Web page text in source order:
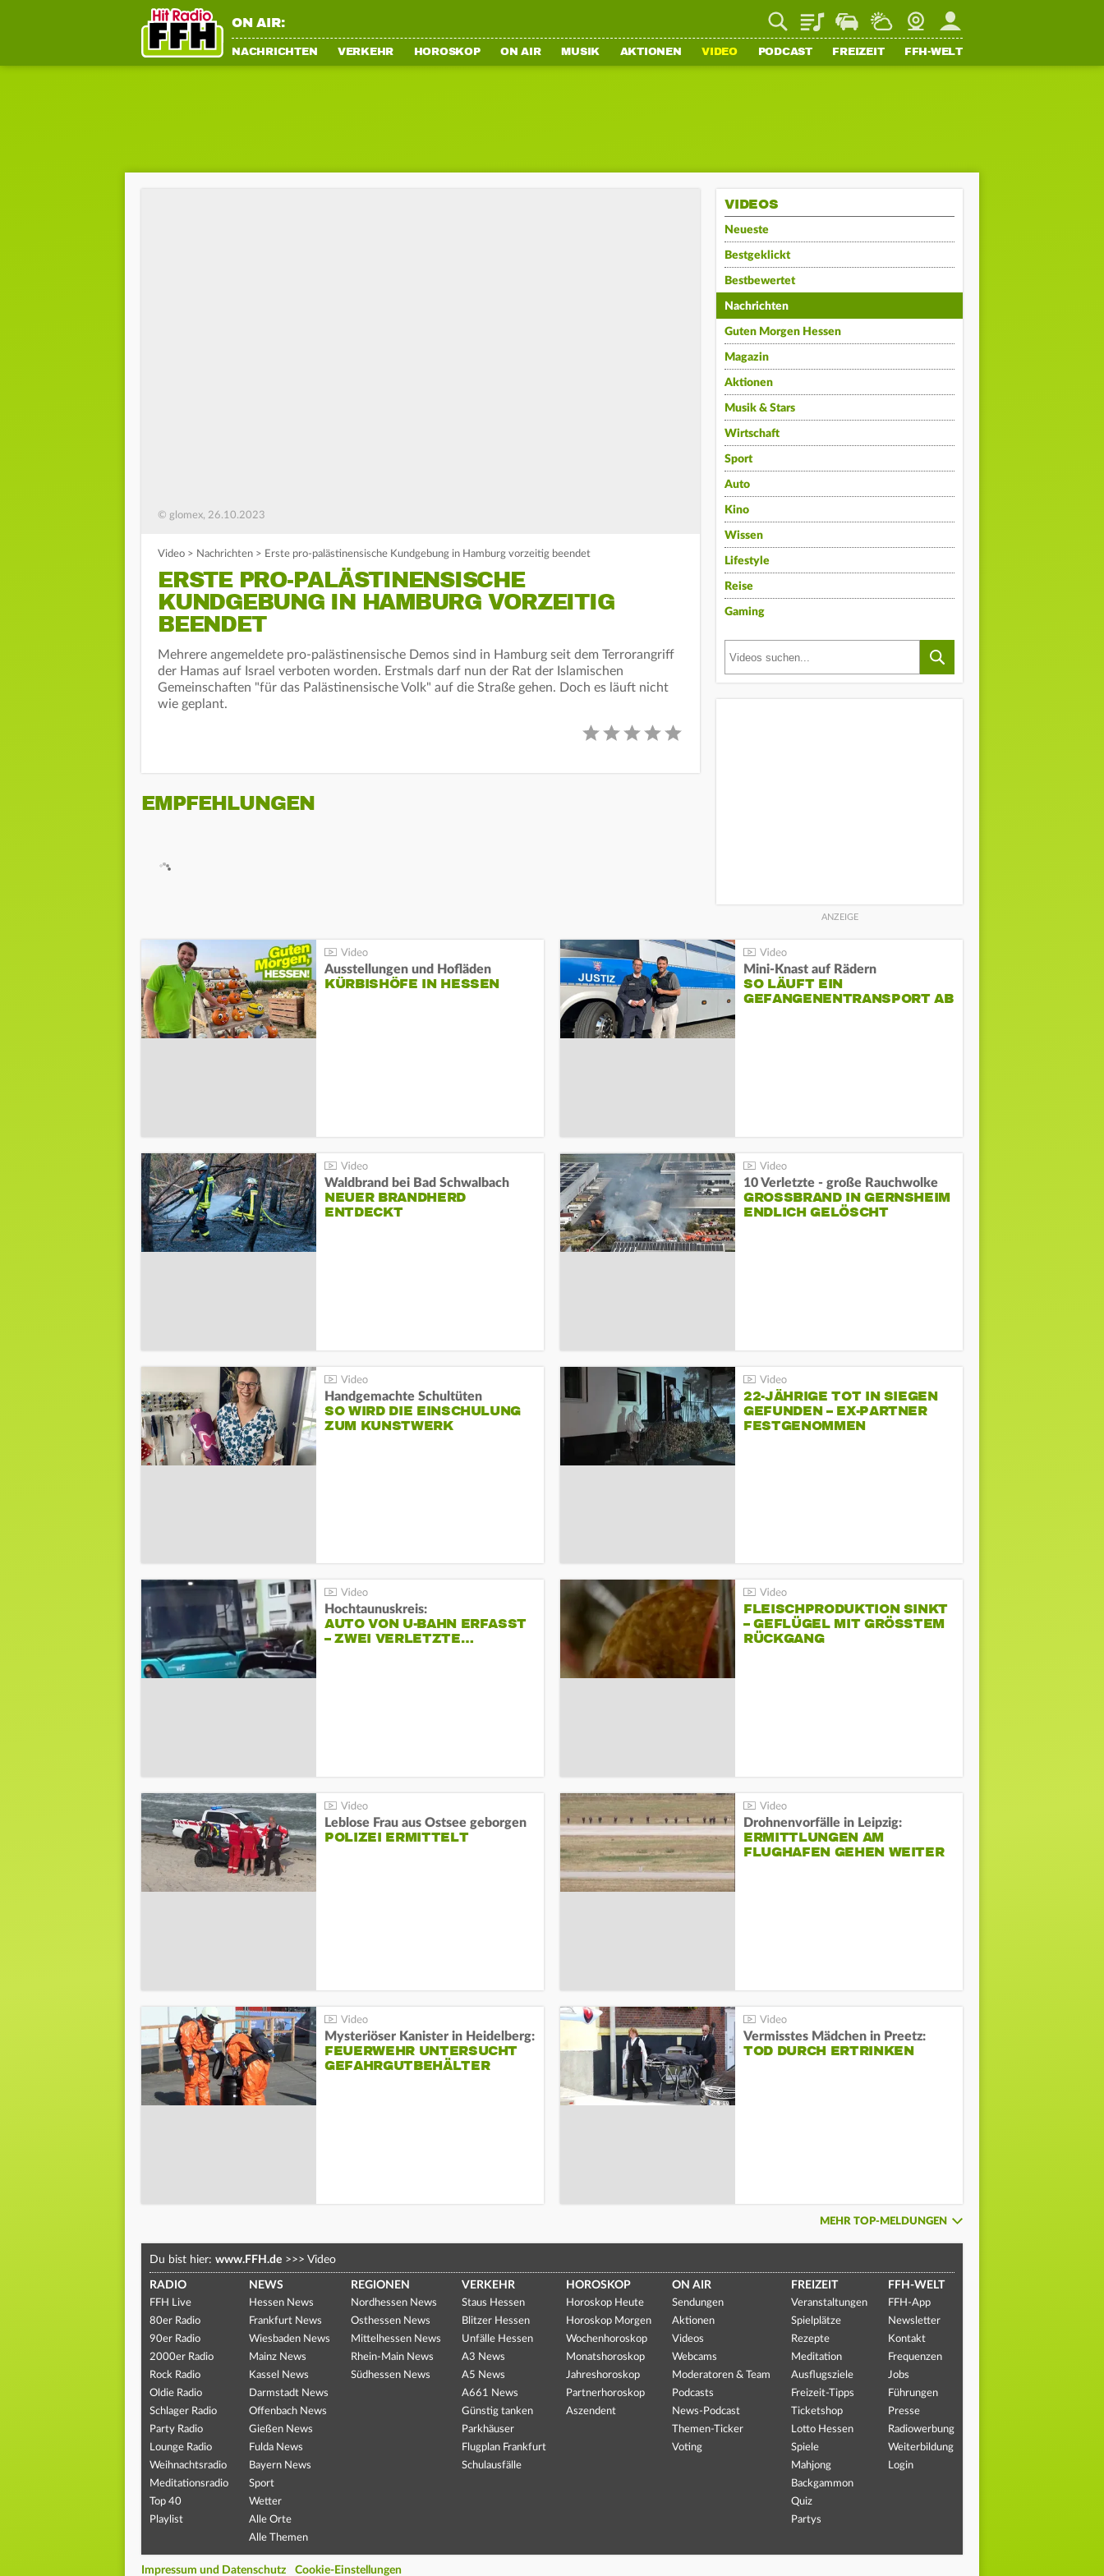
ON AIR: PlaylistStaupilotWetterWebcamMein FFH
NACHRICHTEN VERKEHR HOROSKOP ON AIR MUSIK AKTIONEN VIDEO PODCAST FREIZEIT FFH-WELT
© glomex, 26.10.2023
Video > Nachrichten > Erste pro-palästinensische Kundgebung in Hamburg vorzeitig beendet
ERSTE PRO-PALÄSTINENSISCHE
KUNDGEBUNG IN HAMBURG VORZEITIG
BEENDET
Mehrere angemeldete pro-palästinensische Demos sind in Hamburg seit dem Terrorangriff
der Hamas auf Israel verboten worden. Erstmals darf nun der Rat der Islamischen
Gemeinschaften "für das Palästinensische Volk" auf die Straße gehen. Doch es läuft nicht
wie geplant.
EMPFEHLUNGEN
VIDEOS
Neueste
Bestgeklickt
Bestbewertet
Nachrichten
Guten Morgen Hessen
Magazin
Aktionen
Musik & Stars
Wirtschaft
Sport
Auto
Kino
Wissen
Lifestyle
Reise
Gaming
Ausstellungen und Hofläden
KÜRBISHÖFE IN HESSEN
Mini-Knast auf Rädern
SO LÄUFT EIN
GEFANGENENTRANSPORT AB
Waldbrand bei Bad Schwalbach
NEUER BRANDHERD
ENTDECKT
10 Verletzte - große Rauchwolke
GROSSBRAND IN GERNSHEIM E
NDLICH GELÖSCHT
Handgemachte Schultüten
SO WIRD DIE EINSCHULUNG
ZUM KUNSTWERK
22-JÄHRIGE TOT IN SIEGEN
GEFUNDEN – EX-PARTNER
FESTGENOMMEN
Hochtaunuskreis:
AUTO VON U-BAHN ERFASST
– ZWEI VERLETZTE…
FLEISCHPRODUKTION SINKT
– GEFLÜGEL MIT GRÖSSTEM R
ÜCKGANG
Leblose Frau aus Ostsee geborgen
POLIZEI ERMITTELT
Drohnenvorfälle in Leipzig:
ERMITTLUNGEN AM
FLUGHAFEN GEHEN WEITER
Mysteriöser Kanister in Heidelberg:
FEUERWEHR UNTERSUCHT
GEFAHRGUTBEHÄLTER
Vermisstes Mädchen in Preetz:
TOD DURCH ERTRINKEN
MEHR TOP-MELDUNGEN
Du bist hier: www.FFH.de >>> Video
RADIO
FFH Live
80er Radio
90er Radio
2000er Radio
Rock Radio
Oldie Radio
Schlager Radio
Party Radio
Lounge Radio
Weihnachtsradio
Meditationsradio
Top 40
Playlist
NEWS
Hessen News
Frankfurt News
Wiesbaden News
Mainz News
Kassel News
Darmstadt News
Offenbach News
Gießen News
Fulda News
Bayern News
Sport
Wetter
Alle Orte
Alle Themen
REGIONEN
Nordhessen News
Osthessen News
Mittelhessen News
Rhein-Main News
Südhessen News
VERKEHR
Staus Hessen
Blitzer Hessen
Unfälle Hessen
A3 News
A5 News
A661 News
Günstig tanken
Parkhäuser
Flugplan Frankfurt
Schulausfälle
HOROSKOP
Horoskop Heute
Horoskop Morgen
Wochenhoroskop
Monatshoroskop
Jahreshoroskop
Partnerhoroskop
Aszendent
ON AIR
Sendungen
Aktionen
Videos
Webcams
Moderatoren & Team
Podcasts
News-Podcast
Themen-Ticker
Voting
FREIZEIT
Veranstaltungen
Spielplätze
Rezepte
Meditation
Ausflugsziele
Freizeit-Tipps
Ticketshop
Lotto Hessen
Spiele
Mahjong
Backgammon
Quiz
Partys
FFH-WELT
FFH-App
Newsletter
Kontakt
Frequenzen
Jobs
Führungen
Presse
Radiowerbung
Weiterbildung
Login
Impressum und Datenschutz Cookie-Einstellungen